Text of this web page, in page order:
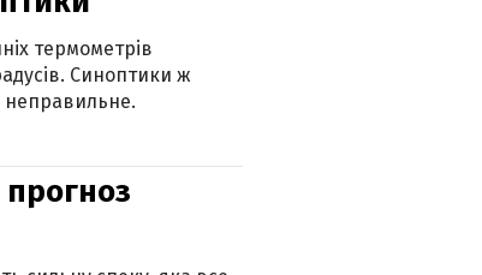
термометрів
Синоптики ж
прогноз